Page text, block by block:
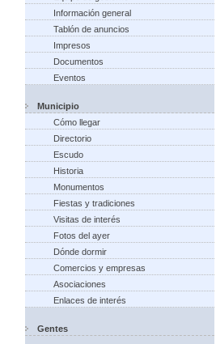
Información general
Tablón de anuncios
Impresos
Documentos
Eventos
Municipio
Cómo llegar
Directorio
Escudo
Historia
Monumentos
Fiestas y tradiciones
Visitas de interés
Fotos del ayer
Dónde dormir
Comercios y empresas
Asociaciones
Enlaces de interés
Gentes